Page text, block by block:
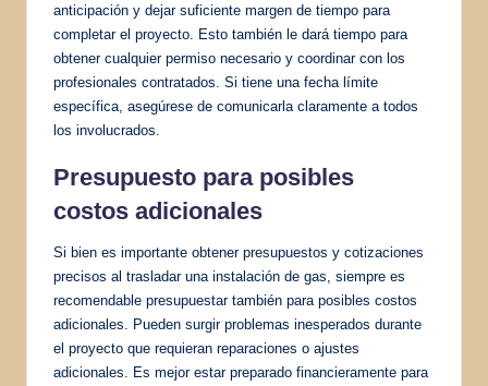
anticipación y dejar suficiente margen de tiempo para
completar el proyecto. Esto también le dará tiempo para
obtener cualquier permiso necesario y coordinar con los
profesionales contratados. Si tiene una fecha límite
específica, asegúrese de comunicarla claramente a todos
los involucrados.
Presupuesto para posibles
costos adicionales
Si bien es importante obtener presupuestos y cotizaciones
precisos al trasladar una instalación de gas, siempre es
recomendable presupuestar también para posibles costos
adicionales. Pueden surgir problemas inesperados durante
el proyecto que requieran reparaciones o ajustes
adicionales. Es mejor estar preparado financieramente para